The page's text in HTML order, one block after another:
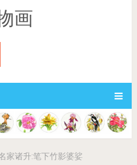
画
家诸升:笔下竹影婆娑